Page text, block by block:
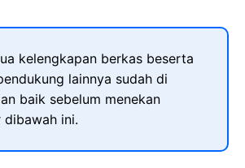
kelengkapan berkas beserta
lainnya sudah di
baik sebelum menekan
ini.